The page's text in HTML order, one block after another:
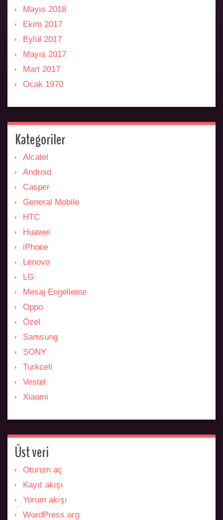
Mayıs 2018
Ekim 2017
Eylül 2017
Mayıs 2017
Mart 2017
Ocak 1970
Kategoriler
Alcatel
Android
Casper
General Mobile
HTC
Huawei
iPhone
Lenovo
LG
Mesaj Engelleme
Oppo
Özel
Samsung
SONY
Turkcell
Vestel
Xiaomi
Üst veri
Oturum aç
Kayıt akışı
Yorum akışı
WordPress.org